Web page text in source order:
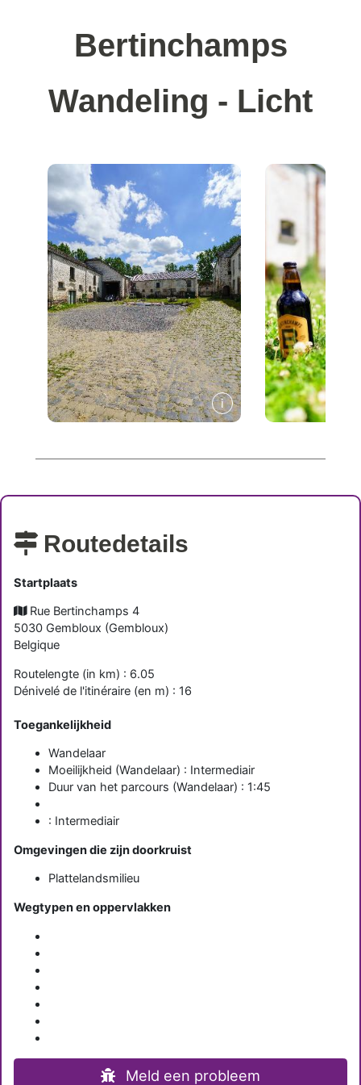
Bertinchamps
Wandeling - Licht
Routedetails
Startplaats
Rue Bertinchamps 4
5030 Gembloux (Gembloux)
Belgique
Routelengte (in km) : 6.05
Dénivelé de l'itinéraire (en m) : 16
Toegankelijkheid
Wandelaar
Moeilijkheid (Wandelaar) : Intermediair
Duur van het parcours (Wandelaar) : 1:45
: Intermediair
Omgevingen die zijn doorkruist
Plattelandsmilieu
Wegtypen en oppervlakken
Meld een probleem